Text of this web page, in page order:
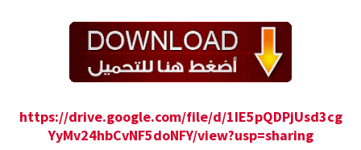
https://drive.google.com/file/d/1IE5pQDPjUsd3cg
YyMv24hbCvNF5doNFY/view?usp=sharing